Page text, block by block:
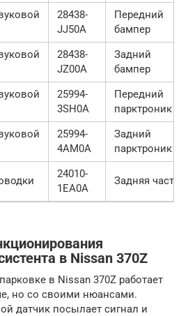
28438-
JJ50A
Передний
бампер
28438-
JZ00A
Задний
бампер
25994-
3SH0A
Передний
парктроник
25994-
4AM0A
Задний
парктроник
24010-
1EA0A
Задняя часть
в Nissan 370Z
в Nissan 370Z работает
но со своими нюансами.
датчик посылает сигнал и